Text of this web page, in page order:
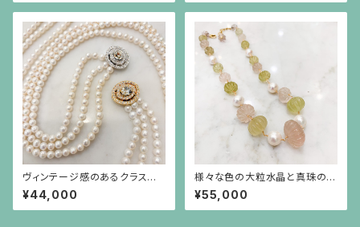
ヴィンテージ感のあるクラスプ
のパール3連ネックレス
¥44,000
様々な色の大粒水晶と真珠のシ
ョートステーションネックレス
¥55,000